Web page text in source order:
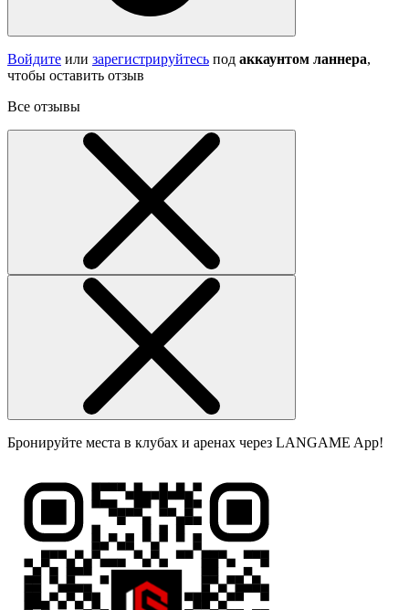
Войдите или зарегистрируйтесь под аккаунтом ланнера,
чтобы оставить отзыв
Все отзывы
Бронируйте места в клубах и аренах через LANGAME App!